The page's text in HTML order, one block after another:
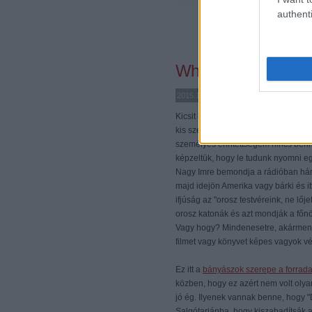
Where have all the
Kicsit hiteltelen leszek lassan
kis szelete érdekel. Az 56-os
személyes érintettségem nincs
képzeltük, hogy le tudunk nyomni
Nagy Imre bemondja a rádióban
majd idejön Amerika vagy bárki és
ifjúság az "orosz testvéreink, ne
orosz katonák és azt mondják a
Vagy hogy? Mindenesetre,
filmet vagy könyvet képes vagyok
Ez itt a bányászok szerepe a
közben, hogy ez azért nem volt
jó ég. Ilyenek vannak benne, hogy "